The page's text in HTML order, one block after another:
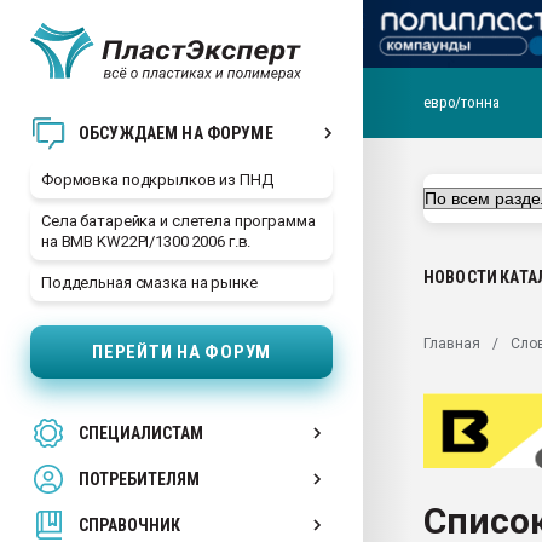
ОБСУЖДАЕМ НА ФОРУМЕ
Формовка подкрылков из ПНД
Села батарейка и слетела программа
на BMB KW22PI/1300 2006 г.в.
Поддельная смазка на рынке
ПЕРЕЙТИ НА ФОРУМ
СПЕЦИАЛИСТАМ
ПОТРЕБИТЕЛЯМ
СПРАВОЧНИК
29.07.2026 ФРП помог
Вакуум-формовочные
ближайшее
28.07.2026
первый план в
ситуацией на
евро/тонна
НОВОСТИ
Главная